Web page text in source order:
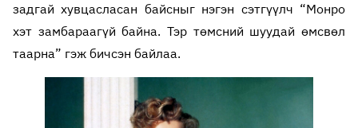
задгай хувцасласан байсныг нэгэн сэтгүүлч “Монро
хэт замбараагүй байна. Тэр төмсний шуудай өмсвөл
таарна” гэж бичсэн байлаа.